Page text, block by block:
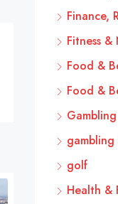
Finance,
Fitness
Food &
Food &
Gambling
gambling
golf
Health &